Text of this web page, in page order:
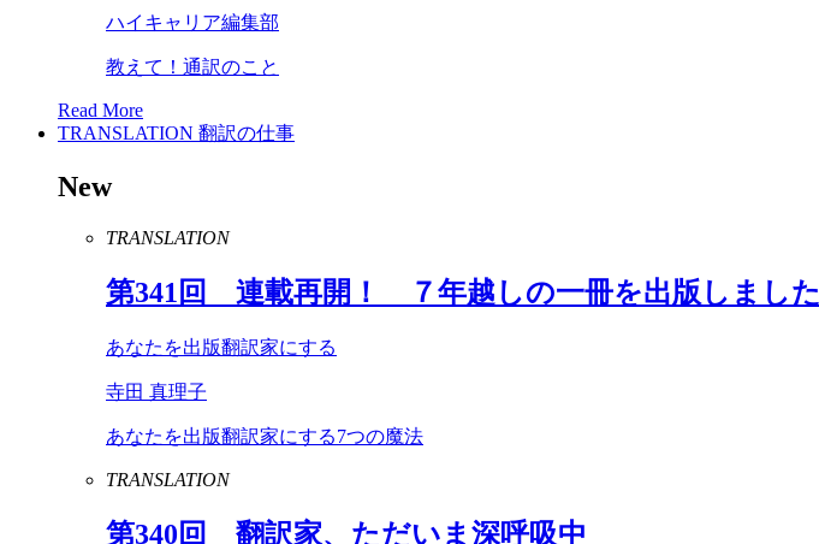
ハイキャリア編集部
教えて！通訳のこと
Read More
TRANSLATION 翻訳の仕事
New
TRANSLATION
第341 回 連載再開！ ７年越しの一冊を出版しました
あなたを出版翻訳家にする
寺田 真理子
あなたを出版翻訳家にする7つの魔法
TRANSLATION
第340回 翻訳家、ただいま深呼吸中